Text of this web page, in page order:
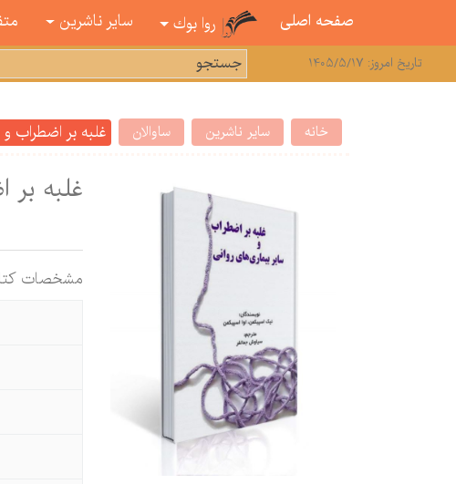
صفحه اصلی روا بوك سایر ناشرین
تاریخ امروز: 1405/5/17
خانه سایر ناشرین ساوالان غلبه بر اضطراب
غلبه
مشخصات